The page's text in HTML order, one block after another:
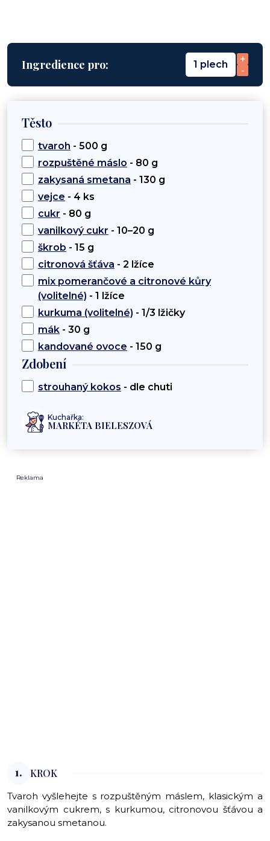
Ingredience pro: 1 plech
+
-
Těsto
tvaroh - 500 g
rozpuštěné máslo - 80 g
zakysaná smetana - 130 g
vejce - 4 ks
cukr - 80 g
vanilkový cukr - 10–20 g
škrob - 15 g
citronová šťáva - 2 lžíce
mix pomerančové a citronové kůry
(volitelné) - 1 lžíce
kurkuma (volitelné) - 1/3 lžičky
mák - 30 g
kandované ovoce - 150 g
Zdobení
strouhaný kokos - dle chuti
Kuchařka:
MARKÉTA BIELESZOVÁ
Reklama
1. KROK
Tvaroh vyšlehejte s rozpuštěným máslem, klasickým a
vanilkovým cukrem, s kurkumou, citronovou šťávou a
zakysanou smetanou.